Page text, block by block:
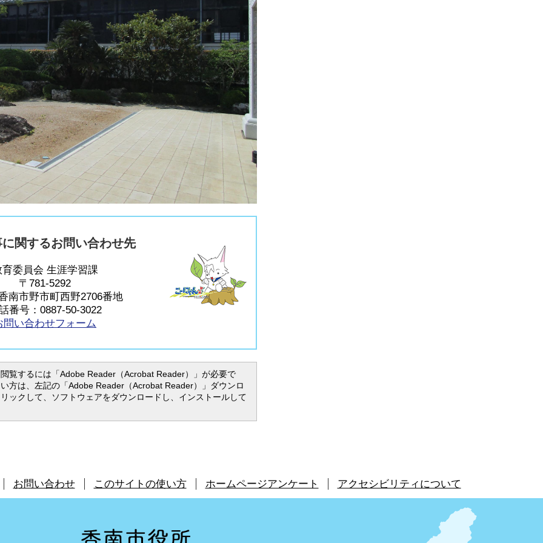
関するお問い合わせ先
育委員会 生涯学習課
〒781-5292
南市野市町西野2706番地
番号：0887-50-3022
問い合わせフォーム
覧するには「Adobe Reader（Acrobat Reader）」が必要で
方は、左記の「Adobe Reader（Acrobat Reader）」ダウンロ
ックして、ソフトウェアをダウンロードし、インストールして
お問い合わせ このサイトの使い方 ホームページアンケート アクセシビリティについて